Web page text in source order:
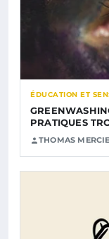
ÉDUCATION ET
PRATIQUES
THOMAS